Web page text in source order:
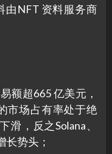
由NFT 资料服务商
额超665 亿美元，
市场占有率处于绝
滑，反之Solana、
长势头；